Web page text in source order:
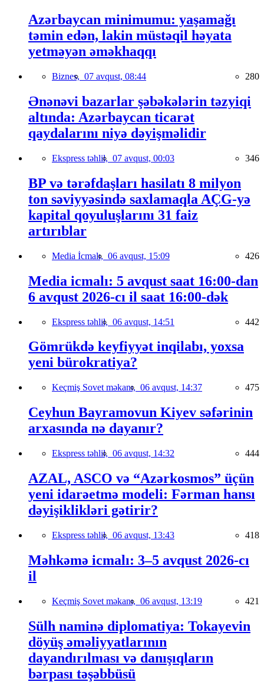
Azərbaycan minimumu: yaşamağı
təmin edən, lakin müstəqil həyata
yetməyən əməkhaqqı
Biznes, 07 avqust, 08:44 280
Ənənəvi bazarlar şəbəkələrin təzyiqi
altında: Azərbaycan ticarət
qaydalarını niyə dəyişməlidir
Ekspress təhlil, 07 avqust, 00:03 346
BP və tərəfdaşları hasilatı 8 milyon
ton səviyyəsində saxlamaqla AÇG-yə
kapital qoyuluşlarını 31 faiz
artırıblar
Media İcmalı, 06 avqust, 15:09 426
Media icmalı: 5 avqust saat 16:00-dan
6 avqust 2026-cı il saat 16:00-dək
Ekspress təhlil, 06 avqust, 14:51 442
Gömrükdə keyfiyyət inqilabı, yoxsa
yeni bürokratiya?
Keçmiş Sovet məkanı, 06 avqust, 14:37 475
Ceyhun Bayramovun Kiyev səfərinin
arxasında nə dayanır?
Ekspress təhlil, 06 avqust, 14:32 444
AZAL, ASCO və “Azərkosmos” üçün
yeni idarəetmə modeli: Fərman hansı
dəyişiklikləri gətirir?
Ekspress təhlil, 06 avqust, 13:43 418
Məhkəmə icmalı: 3–5 avqust 2026-cı
il
Keçmiş Sovet məkanı, 06 avqust, 13:19 421
Sülh naminə diplomatiya: Tokayevin
döyüş əməliyyatlarının
dayandırılması və danışıqların
bərpası təşəbbüsü